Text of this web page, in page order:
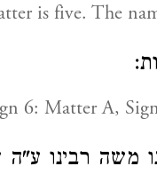
is five. The
6: Matter A,
משה רבינו ע"ה